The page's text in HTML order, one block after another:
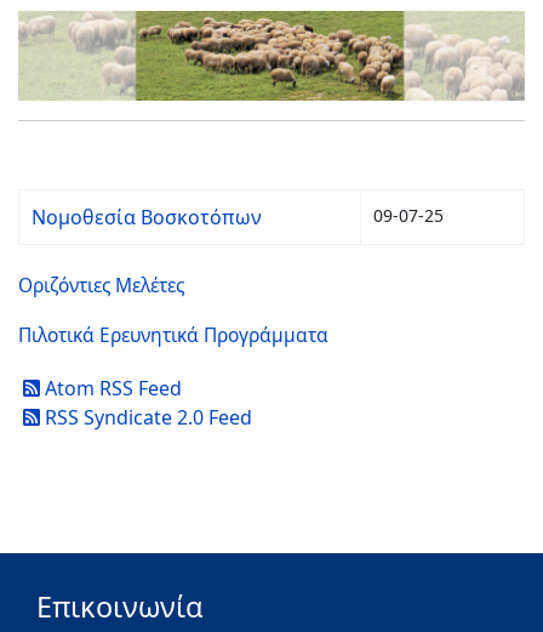
Νομοθεσία Βοσκοτόπων 09-07-25
Οριζόντιες Μελέτες
Πιλοτικά Ερευνητικά Προγράμματα
Atom RSS Feed
RSS Syndicate 2.0 Feed
Επικοινωνία